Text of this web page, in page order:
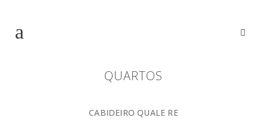
QUARTOS
CABIDEIRO QUALE RE